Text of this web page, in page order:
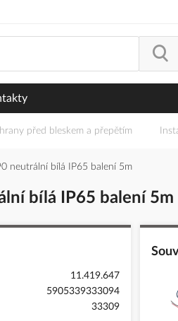
před bleskem a přepětím
neutrální bílá IP65 balení 5m
bílá IP65 balení 5m
11.419.647
5905339333094
33309